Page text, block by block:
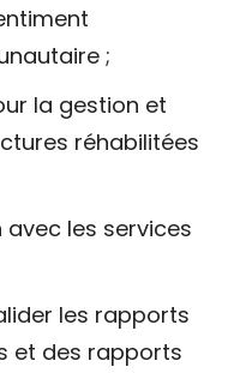
;
la gestion et
réhabilitées
les services
les rapports
et des rapports